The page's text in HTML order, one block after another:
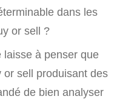
dans les
or sell ?
laisse à penser que
sell produisant des
de bien analyser